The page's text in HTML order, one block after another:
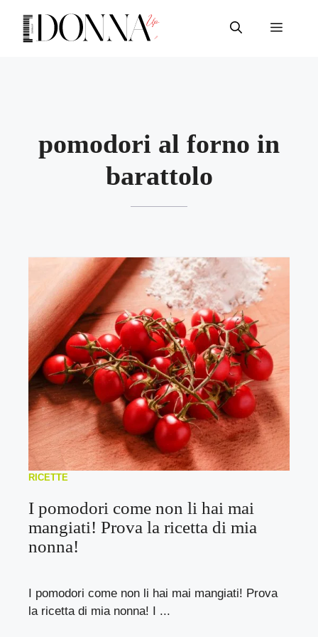
contenuto
Menu
pomodori al forno in
barattolo
RICETTE
I pomodori come non li hai mai
mangiati! Prova la ricetta di mia
nonna!
I pomodori come non li hai mai mangiati! Prova
la ricetta di mia nonna! I ...